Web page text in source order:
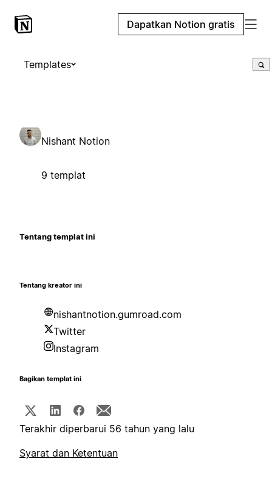
Dapatkan Notion gratis
Templates
Nishant Notion
9 templat
Tentang templat ini
Tentang kreator ini
nishantnotion.gumroad.com
Twitter
Instagram
Bagikan templat ini
Terakhir diperbarui 56 tahun yang lalu
Syarat dan Ketentuan